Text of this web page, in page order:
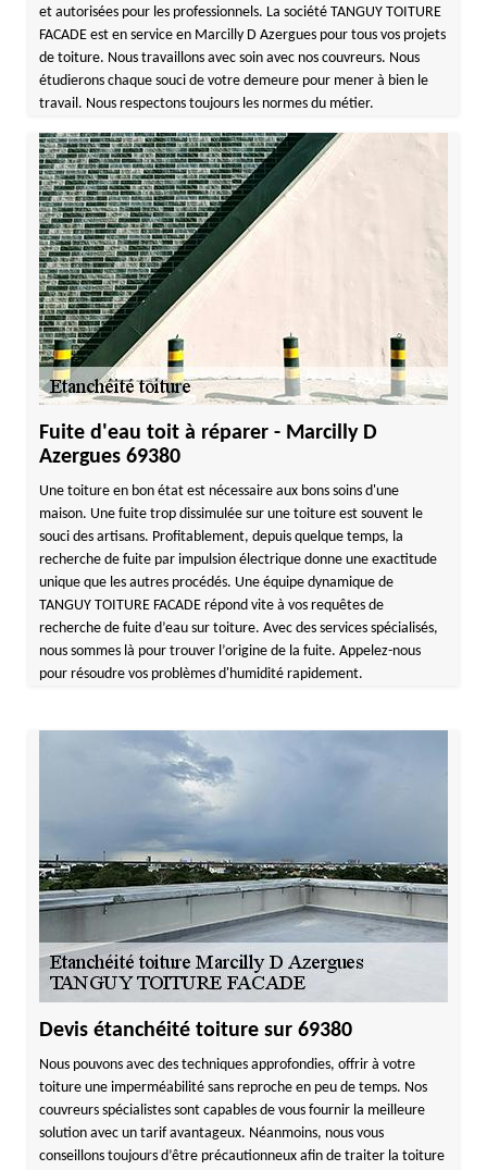
et autorisées pour les professionnels. La société TANGUY TOITURE
FACADE est en service en Marcilly D Azergues pour tous vos projets
de toiture. Nous travaillons avec soin avec nos couvreurs. Nous
étudierons chaque souci de votre demeure pour mener à bien le
travail. Nous respectons toujours les normes du métier.
Fuite d'eau toit à réparer - Marcilly D
Azergues 69380
Une toiture en bon état est nécessaire aux bons soins d'une
maison. Une fuite trop dissimulée sur une toiture est souvent le
souci des artisans. Profitablement, depuis quelque temps, la
recherche de fuite par impulsion électrique donne une exactitude
unique que les autres procédés. Une équipe dynamique de
TANGUY TOITURE FACADE répond vite à vos requêtes de
recherche de fuite d’eau sur toiture. Avec des services spécialisés,
nous sommes là pour trouver l’origine de la fuite. Appelez-nous
pour résoudre vos problèmes d'humidité rapidement.
Devis étanchéité toiture sur 69380
Nous pouvons avec des techniques approfondies, offrir à votre
toiture une imperméabilité sans reproche en peu de temps. Nos
couvreurs spécialistes sont capables de vous fournir la meilleure
solution avec un tarif avantageux. Néanmoins, nous vous
conseillons toujours d’être précautionneux afin de traiter la toiture